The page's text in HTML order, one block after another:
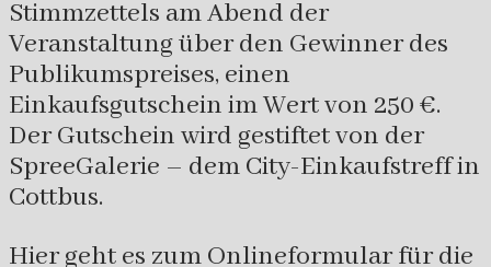
Stimmzettels am Abend der
Veranstaltung über den Gewinner des
Publikumspreises, einen
Einkaufsgutschein im Wert von 250 €.
Der Gutschein wird gestiftet von der
SpreeGalerie – dem City-Einkaufstreff in
Cottbus.
Hier geht es zum Onlineformular für die